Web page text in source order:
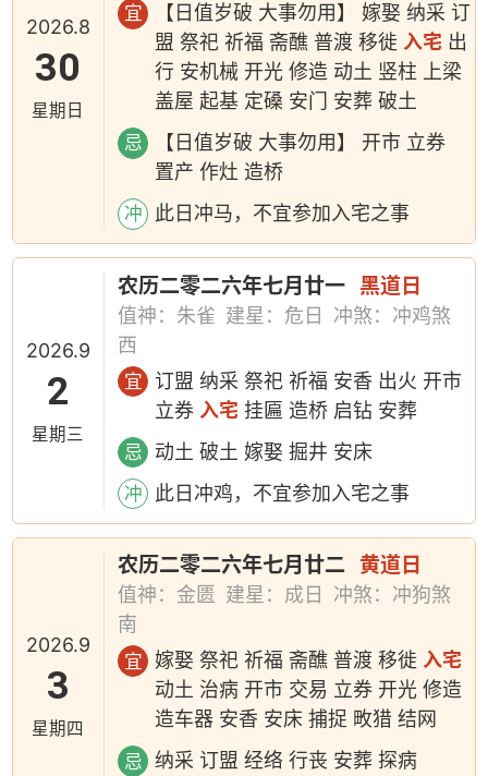
2026.8
30
星期日
宜
【日值岁破 大事勿用】 嫁娶 纳采 订
盟 祭祀 祈福 斋醮 普渡 移徙 入宅 出
行 安机械 开光 修造 动土 竖柱 上梁
盖屋 起基 定磉 安门 安葬 破土
忌
【日值岁破 大事勿用】 开市 立券
置产 作灶 造桥
冲 此日冲马，不宜参加入宅之事
2026.9
2
星期三
农历二零二六年七月廿一 黑道日
值神：朱雀 建星：危日
冲煞：冲鸡煞
西
宜
订盟 纳采 祭祀 祈福 安香 出火 开市
立券 入宅 挂匾 造桥 启钻 安葬
忌 动土 破土 嫁娶 掘井 安床
冲 此日冲鸡，不宜参加入宅之事
2026.9
3
星期四
农历二零二六年七月廿二 黄道日
值神：金匮 建星：成日
冲煞：冲狗煞
南
宜 嫁娶 祭祀 祈福 斋醮 普渡 移徙入宅
动土 治病 开市 交易 立券 开光 修造
造车器 安香 安床 捕捉 畋猎 结网
忌 纳采 订盟 经络 行丧 安葬 探病